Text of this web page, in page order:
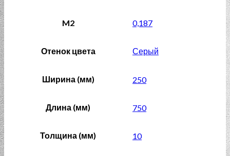
M2 0,187
Отенок цвета Серый
Ширина (мм) 250
Длина (мм) 750
Толщина (мм) 10